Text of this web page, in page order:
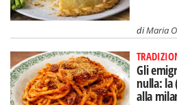
diMaria
Gli
nulla: la
alla